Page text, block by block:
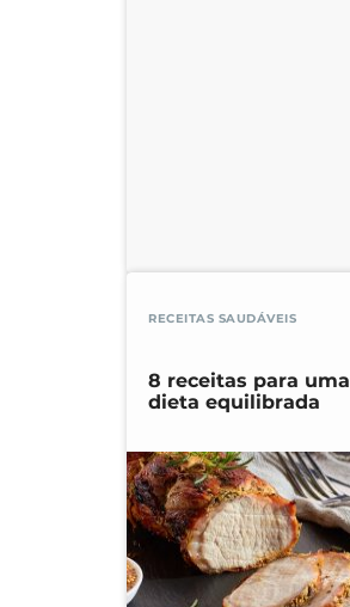
RECEITAS SAUDÁVEIS
8 receitas para uma
dieta equilibrada